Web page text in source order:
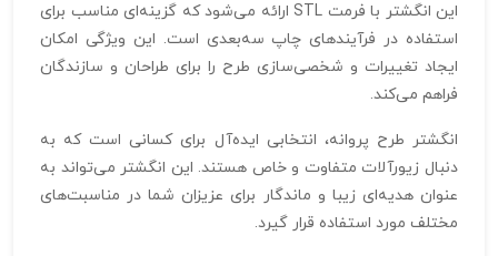
این انگشتر با فرمت STL ارائه می‌شود که گزینه‌ای مناسب برای
استفاده در فرآیندهای چاپ سه‌بعدی است. این ویژگی امکان
ایجاد تغییرات و شخصی‌سازی طرح را برای طراحان و سازندگان
فراهم می‌کند.
انگشتر طرح پروانه، انتخابی ایده‌آل برای کسانی است که به
دنبال زیورآلات متفاوت و خاص هستند. این انگشتر می‌تواند به
عنوان هدیه‌ای زیبا و ماندگار برای عزیزان شما در مناسبت‌های
مختلف مورد استفاده قرار گیرد.